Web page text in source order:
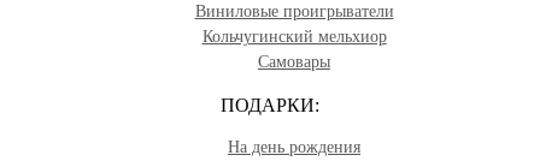
Виниловые проигрыватели
Кольчугинский мельхиор
Самовары
ПОДАРКИ:
На день рождения